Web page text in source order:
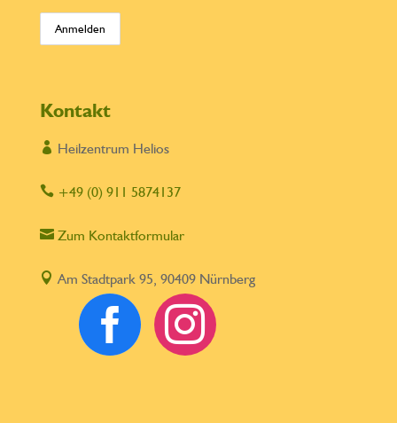
Kontakt
 Heilzentrum Helios
+49 (0) 911 5874137
Zum Kontaktformular
 Am Stadtpark 95, 90409 Nürnberg
 